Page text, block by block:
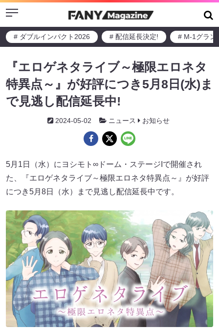
Menu
# ダブルインパクト2026 # 配信延長決定! # M-1グラン
『エロゲネタライブ～極限エロネタ
特異点～』が好評につき5月8日(水)ま
で見逃し配信延長中!
2024-05-02 ニュース お知らせ
5月1日（水）にヨシモト∞ドーム・ステージIで開催され
た、『エロゲネタライブ～極限エロネタ特異点～』が好評
につき5月8日（水）まで見逃し配信延長中です。